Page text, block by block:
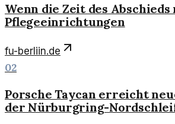
Wenn die Zeit des
Pflegeeinrichtungen
fu-berliin.de
02
Porsche Taycan erreicht
der Nürburgring-